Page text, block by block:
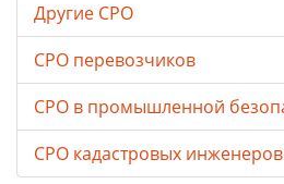
Другие СРО
СРО перевозчиков
СРО в промышленной
СРО кадастровых инженеров